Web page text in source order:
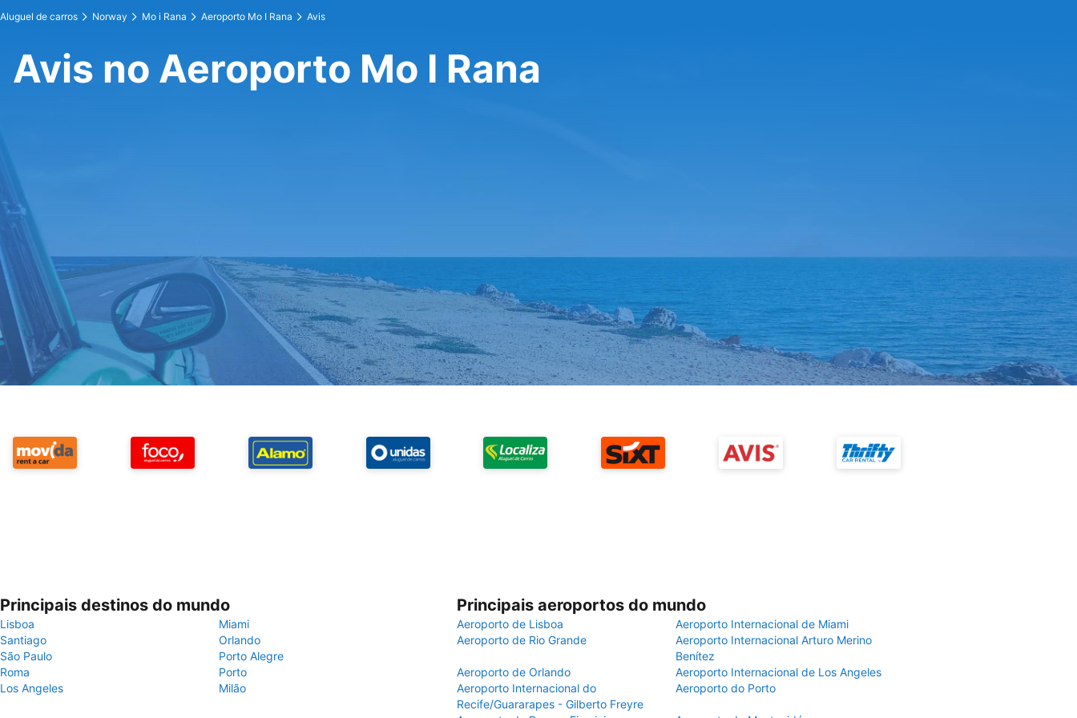
Aluguel de carros Norway Mo i Rana Aeroporto Mo I Rana Avis
Avis no Aeroporto Mo I Rana
Principais destinos do mundo
Lisboa
Miami
Santiago
Orlando
São Paulo
Porto Alegre
Roma
Porto
Los Angeles
Milão
Principais aeroportos do mundo
Aeroporto de Lisboa
Aeroporto Internacional de Miami
Aeroporto de Rio Grande
Aeroporto Internacional Arturo Merino
Benítez
Aeroporto de Orlando
Aeroporto Internacional de Los Angeles
Aeroporto Internacional do
Recife/Guararapes - Gilberto Freyre
Aeroporto do Porto